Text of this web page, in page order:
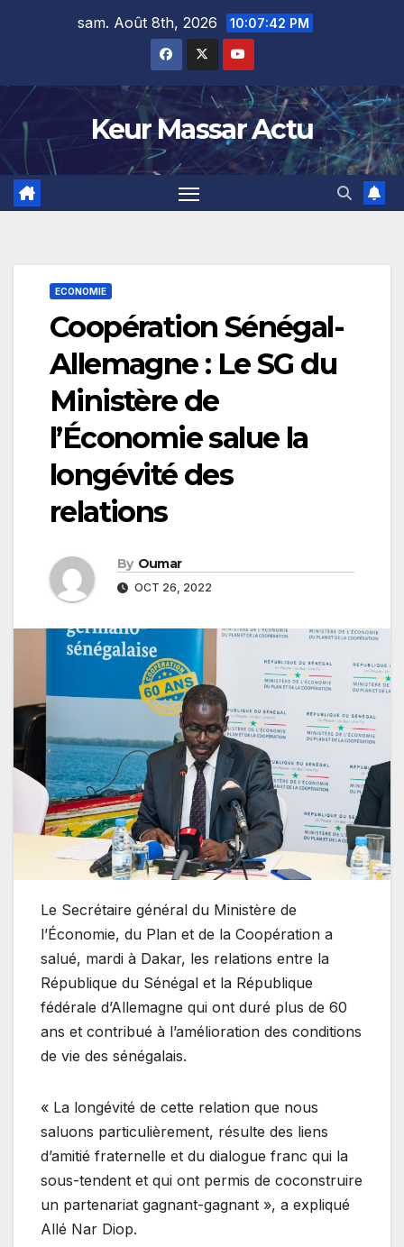
sam. Août 8th, 2026 10:07:43 PM
Keur Massar Actu
ECONOMIE
Coopération Sénégal-
Allemagne : Le SG du
Ministère de
l’Économie salue la
longévité des
relations
By Oumar
OCT 26, 2022
Le Secrétaire général du Ministère de
l’Économie, du Plan et de la Coopération a
salué, mardi à Dakar, les relations entre la
République du Sénégal et la République
fédérale d’Allemagne qui ont duré plus de 60
ans et contribué à l’amélioration des conditions
de vie des sénégalais.
« La longévité de cette relation que nous
saluons particulièrement, résulte des liens
d’amitié fraternelle et du dialogue franc qui la
sous-tendent et qui ont permis de coconstruire
un partenariat gagnant-gagnant », a expliqué
Allé Nar Diop.